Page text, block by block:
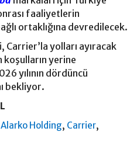
faaliyetlerin
ortaklığına devredilecek.
yolları ayıracak
yerine
yılının dördüncü
bekliyor.
Alarko Holding, Carrier,